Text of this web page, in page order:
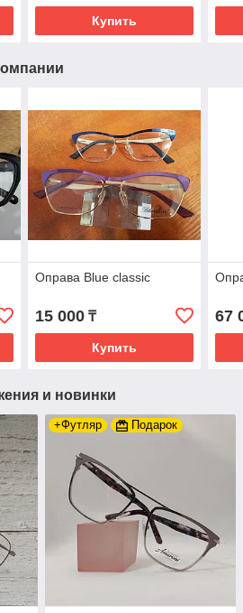
Купить
Оправа Blue classic
15 000₸
Купить
67
и новинки
+Футляр Подарок